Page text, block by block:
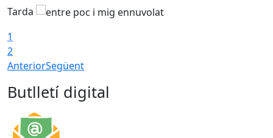
Tarda
1
2
AnteriorSegüent
Butlletí digital